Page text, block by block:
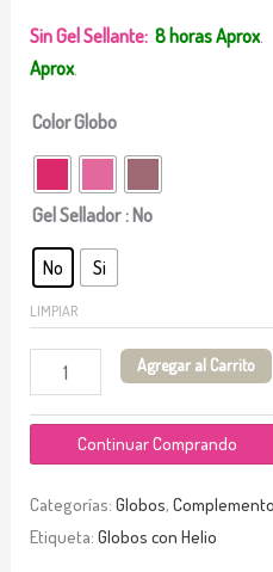
Sin Gel Sellante: 8 horas Aprox
Aprox.
Color Globo
Gel Sellador : No
No Si
LIMPIAR
Agregar al Carrito
Continuar Comprando
Categorías:Globos,
Etiqueta:Globos con Helio